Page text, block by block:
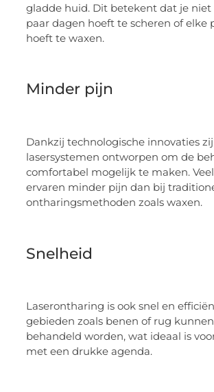
gladde huid. Dit betekent dat je niet
paar dagen hoeft te scheren of elke
hoeft te waxen.
Minder pijn
Dankzij technologische innovaties
lasersystemen ontworpen om de
comfortabel mogelijk te maken.
ervaren minder pijn dan bij
ontharingsmethoden zoals waxen.
Snelheid
Laserontharing is ook snel en
gebieden zoals benen of rug
behandeld worden, wat ideaal is
met een drukke agenda.